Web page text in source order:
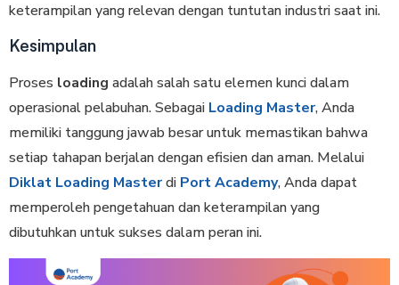
keterampilan yang relevan dengan tuntutan industri saat ini.
Kesimpulan
Proses loading adalah salah satu elemen kunci dalam
operasional pelabuhan. Sebagai Loading Master, Anda
memiliki tanggung jawab besar untuk memastikan bahwa
setiap tahapan berjalan dengan efisien dan aman. Melalui
Diklat Loading Masterdi Port Academy, Anda dapat
memperoleh pengetahuan dan keterampilan yang
dibutuhkan untuk sukses dalam peran ini.